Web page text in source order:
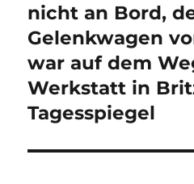
nicht an Bord,
Gelenkwagen
war auf dem
Werkstatt in
Tagesspiegel